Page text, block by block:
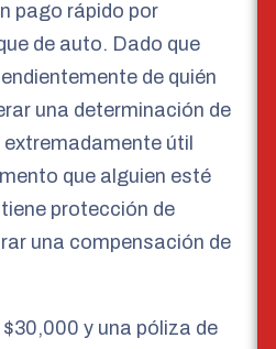
pago rápido por
de auto. Dado que
de quién
una determinación de
útil
que alguien esté
protección de
una compensación de
y una póliza de